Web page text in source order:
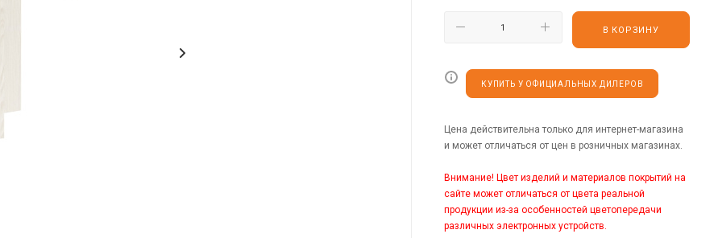
В КОРЗИНУ
КУПИТЬ У ОФИЦИАЛЬНЫХ ДИЛЕРОВ
Цена действительна только для интернет-магазина
и может отличаться от цен в розничных магазинах.
Внимание! Цвет изделий и материалов покрытий на
сайте может отличаться от цвета реальной
продукции из-за особенностей цветопередачи
различных электронных устройств.